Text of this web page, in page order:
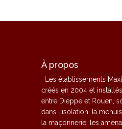
À propos
Les établissements
créés en 2004 et
entre Dieppe et Rouen,
dans l'isolation, la
la maçonnerie, les